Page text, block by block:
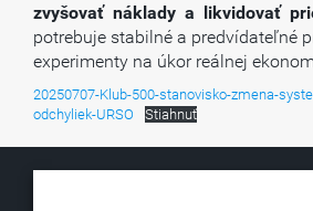
zvyšovať náklady a likvidovať
potrebuje stabilné a predvídateľné
experimenty na úkor reálnej
20250707-Klub-500-stanovisko-zmena-
odchyliek-URSO
Stiahnuť